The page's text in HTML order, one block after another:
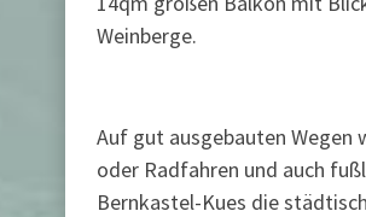
Weinberge.
Auf gut ausgebauten Wegen
oder Radfahren und auch
Bernkastel-Kues die